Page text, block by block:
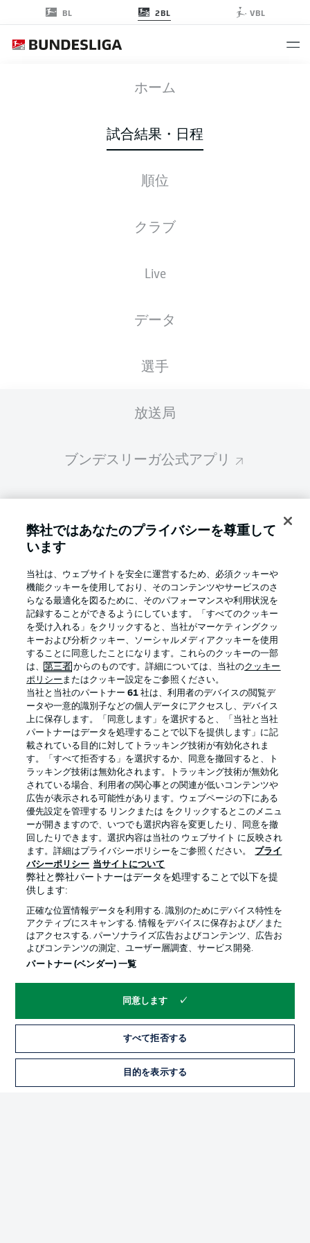
BL 2BL VBL
ホーム
試合結果・日程
順位
クラブ
Live
データ
選手
放送局
ブンデスリーガ公式アプリ
ファンタジー・マネジャー
言語をお選びください
日本語 Display Mode
ログイン
EBS FCH
スターティングメンバー
スターティングメンバーは試合開始の 60分前
Football as it's meant to be
BUNDESLIGA APP
Official Partners
プライバシー・ポリシー 優先設定を管理する
弊社ではあなたのプライバシーを尊重して
います
当社は、ウェブサイトを安全に運営するため、必須クッキーや
機能クッキーを使用しており、そのコンテンツやサービスのさ
らなる最適化を図るために、そのパフォーマンスや利用状況を
記録することができるようにしています。「すべてのクッキー
を受け入れる」をクリックすると、当社がマーケティングクッ
キーおよび分析クッキー、ソーシャルメディアクッキーを使用
することに同意したことになります。これらのクッキーの一部
は、第三者 からのものです。詳細については、当社のクッキー
ポリシー またはクッキー設定をご参照ください。
当社と当社のパートナー61 社は、利用者のデバイスの閲覧デ
ータや一意的識別子などの個人データにアクセスし、デバイス
上に保存します。「同意します」を選択すると、「当社と当社
パートナーはデータを処理することで以下を提供します」に記
載されている目的に対してトラッキング技術が有効化されま
す。「すべて拒否する」を選択するか、同意を撤回すると、ト
ラッキング技術は無効化されます。トラッキング技術が無効化
されている場合、利用者の関心事との関連が低いコンテンツや
広告が表示される可能性があります。ウェブページの下にある
優先設定を管理する リンクまたは をクリックするとこのメニュ
ーが開きますので、いつでも選択内容を変更したり、同意を撤
回したりできます。選択内容は当社の ウェブサイト に反映され
ます。詳細はプライバシーポリシーをご参照ください。
プライ
バシーポリシー 当サイトについて
弊社と弊社パートナーはデータを処理することで以下を提
供します:
正確な位置情報データを利用する. 識別のためにデバイス特性を
アクティブにスキャンする. 情報をデバイスに保存および／また
はアクセスする. パーソナライズ広告およびコンテンツ、広告お
よびコンテンツの測定、ユーザー層調査、サービス開発.
パートナー (ベンダー) 一覧
同意します
すべて拒否する
目的を表示する